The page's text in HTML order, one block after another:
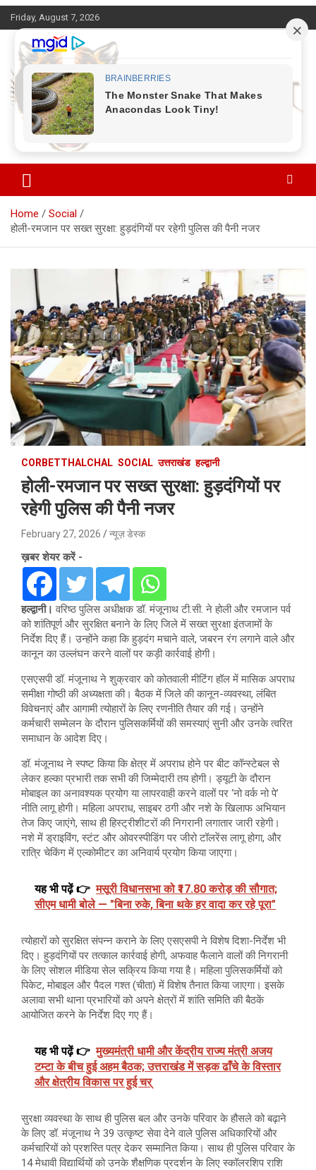
Skip
to
content
Friday, August 7, 2026
Corbett Halchal (कॉर्बेट हलचल)
Home
Social
होली-रमजान पर सख्त सुरक्षा: हुड़दंगियों पर रहेगी पुलिस की पैनी नजर
CORBETTHALCHAL SOCIAL उत्तराखंड हल्द्वानी
होली-रमजान पर सख्त सुरक्षा: हुड़दंगियों पर
रहेगी पुलिस की पैनी नजर
February 27, 2026 न्यूज़ डेस्क
ख़बर शेयर करें -
हल्द्वानी। वरिष्ठ पुलिस अधीक्षक डॉ. मंजूनाथ टी.सी. ने होली और रमजान पर्व
को शांतिपूर्ण और सुरक्षित बनाने के लिए जिले में सख्त सुरक्षा इंतजामों के
निर्देश दिए हैं। उन्होंने कहा कि हुड़दंग मचाने वाले, जबरन रंग लगाने वाले और
कानून का उल्लंघन करने वालों पर कड़ी कार्रवाई होगी।
एसएसपी डॉ. मंजूनाथ ने शुक्रवार को कोतवाली मीटिंग हॉल में मासिक अपराध
समीक्षा गोष्ठी की अध्यक्षता की। बैठक में जिले की कानून-व्यवस्था, लंबित
विवेचनाएं और आगामी त्योहारों के लिए रणनीति तैयार की गई। उन्होंने
कर्मचारी सम्मेलन के दौरान पुलिसकर्मियों की समस्याएं सुनी और उनके त्वरित
समाधान के आदेश दिए।
डॉ. मंजूनाथ ने स्पष्ट किया कि क्षेत्र में अपराध होने पर बीट कॉन्स्टेबल से
लेकर हल्का प्रभारी तक सभी की जिम्मेदारी तय होगी। ड्यूटी के दौरान
मोबाइल का अनावश्यक प्रयोग या लापरवाही करने वालों पर ‘नो वर्क नो पे’
नीति लागू होगी। महिला अपराध, साइबर ठगी और नशे के खिलाफ अभियान
तेज किए जाएंगे, साथ ही हिस्ट्रीशीटरों की निगरानी लगातार जारी रहेगी।
नशे में ड्राइविंग, स्टंट और ओवरस्पीडिंग पर जीरो टॉलरेंस लागू होगा, और
रात्रि चेकिंग में एल्कोमीटर का अनिवार्य प्रयोग किया जाएगा।
यह भी पढ़ें 👉 मसूरी विधानसभा को ₹17.80 करोड़ की सौगात;
सीएम धामी बोले — "बिना रुके, बिना थके हर वादा कर रहे पूरा"
त्योहारों को सुरक्षित संपन्न कराने के लिए एसएसपी ने विशेष दिशा-निर्देश भी
दिए। हुड़दंगियों पर तत्काल कार्रवाई होगी, अफवाह फैलाने वालों की निगरानी
के लिए सोशल मीडिया सेल सक्रिय किया गया है। महिला पुलिसकर्मियों को
पिकेट, मोबाइल और पैदल गश्त (चीता) में विशेष तैनात किया जाएगा। इसके
अलावा सभी थाना प्रभारियों को अपने क्षेत्रों में शांति समिति की बैठकें
आयोजित करने के निर्देश दिए गए हैं।
यह भी पढ़ें 👉 मुख्यमंत्री धामी और केंद्रीय राज्य मंत्री अजय
टम्टा के बीच हुई अहम बैठक; उत्तराखंड में सड़क ढाँचे के विस्तार
और क्षेत्रीय विकास पर हुई चर्
सुरक्षा व्यवस्था के साथ ही पुलिस बल और उनके परिवार के हौसले को बढ़ाने
के लिए डॉ. मंजूनाथ ने 39 उत्कृष्ट सेवा देने वाले पुलिस अधिकारियों और
कर्मचारियों को प्रशस्ति पत्र देकर सम्मानित किया। साथ ही पुलिस परिवार के
14 मेधावी विद्यार्थियों को उनके शैक्षणिक प्रदर्शन के लिए स्कॉलरशिप राशि